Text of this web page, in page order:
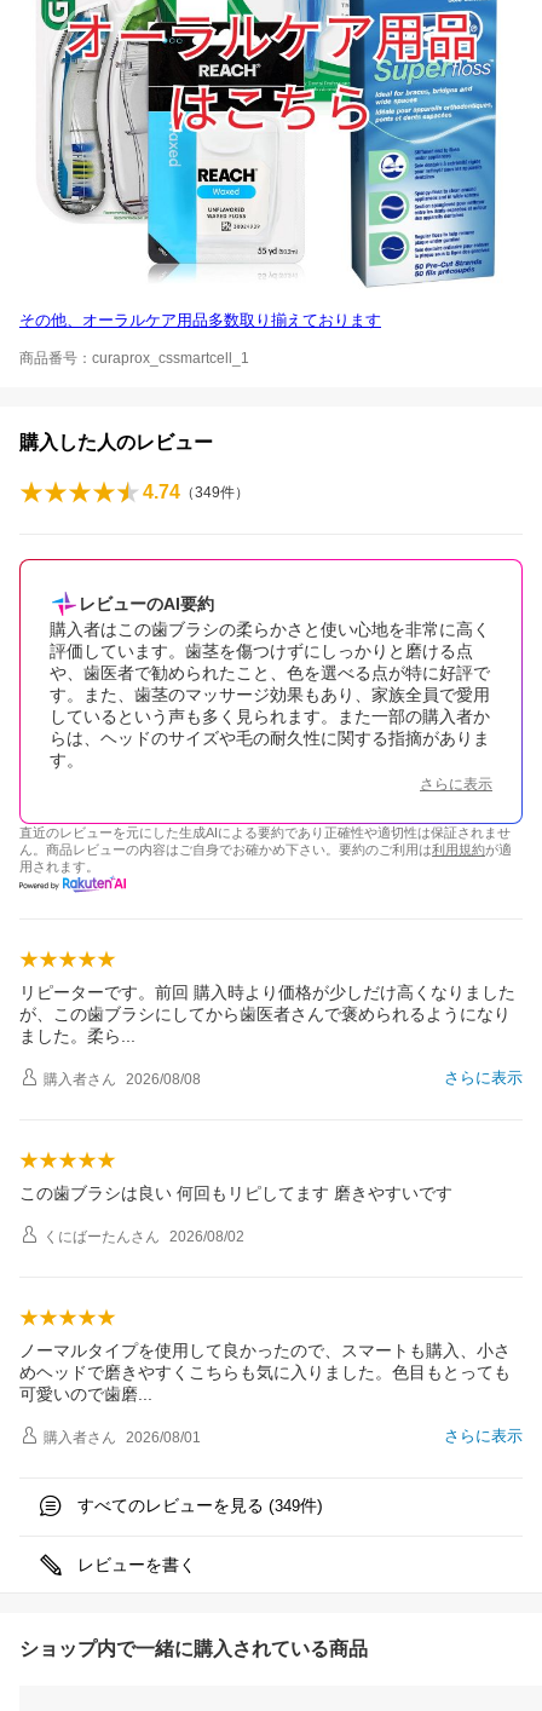
その他、オーラルケア用品多数取り揃えております
商品番号：curaprox_cssmartcell_1
購入した人のレビュー
4.74 （349件）
レビューのAI要約
購入者はこの歯ブラシの柔らかさと使い心地を非常に高く
評価しています。歯茎を傷つけずにしっかりと磨ける点
や、歯医者で勧められたこと、色を選べる点が特に好評で
す。また、歯茎のマッサージ効果もあり、家族全員で愛用
しているという声も多く見られます。また一部の購入者か
らは、ヘッドのサイズや毛の耐久性に関する指摘がありま
す。
さらに表示
直近のレビューを元にした生成AIによる要約であり正確性や適切性は保証されませ
ん。商品レビューの内容はご自身でお確かめ下さい。要約のご利用は利用規約が適
用されます。
リピーターです。前回 購入時より価格が少しだけ高くなりました
が、この歯ブラシにしてから歯医者さんで褒められるようになり
ました。柔ら
さらに表示
購入者さん 2026/08/08
この歯ブラシは良い 何回もリピしてます 磨きやすいです
くにばーたんさん 2026/08/02
ノーマルタイプを使用して良かったので、スマートも購入、小さ
めヘッドで磨きやすくこちらも気に入りました。色目もとっても
可愛いので歯磨
さらに表示
購入者さん 2026/08/01
すべてのレビューを見る (349件)
レビューを書く
ショップ内で一緒に購入されている商品